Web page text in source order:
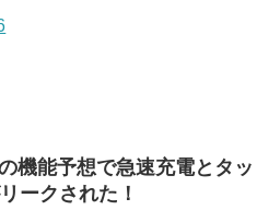
機能予想で急速充電とタッ
ークされた！